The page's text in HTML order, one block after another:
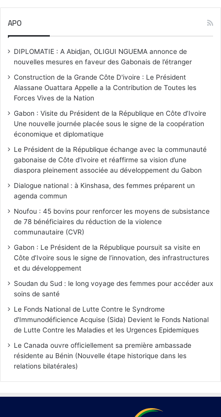
APO
DIPLOMATIE : A Abidjan, OLIGUI NGUEMA annonce de
nouvelles mesures en faveur des Gabonais de l’étranger
Construction de la Grande Côte D'ivoire : Le Président
Alassane Ouattara Appelle a la Contribution de Toutes les
Forces Vives de la Nation
Gabon : Visite du Président de la République en Côte d’Ivoire
Une nouvelle journée placée sous le signe de la coopération
économique et diplomatique
Le Président de la République échange avec la communauté
gabonaise de Côte d’Ivoire et réaffirme sa vision d’une
diaspora pleinement associée au développement du Gabon
Dialogue national : à Kinshasa, des femmes préparent un
agenda commun
Noufou : 45 bovins pour renforcer les moyens de subsistance
de 78 bénéficiaires du réduction de la violence
communautaire (CVR)
Gabon : Le Président de la République poursuit sa visite en
Côte d’Ivoire sous le signe de l’innovation, des infrastructures
et du développement
Soudan du Sud : le long voyage des femmes pour accéder aux
soins de santé
Le Fonds National de Lutte Contre le Syndrome
d'Immunodéficience Acquise (Sida) Devient le Fonds National
de Lutte Contre les Maladies et les Urgences Epidemiques
Le Canada ouvre officiellement sa première ambassade
résidente au Bénin (Nouvelle étape historique dans les
relations bilatérales)